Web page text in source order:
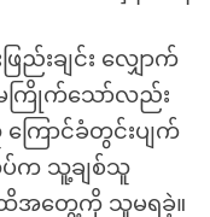
ည်းချင်း လျှောက်
မကြိုက်သော်လည်း
ောင်ခံတွင်းပျက်
ပ်က သူ့ချစ်သူ
အတွေ့ကို သူမရခဲ့။